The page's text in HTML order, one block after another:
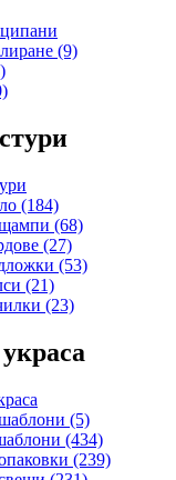
(9)
(184)
(68)
(27)
(53)
(21)
(23)
(5)
(434)
(239)